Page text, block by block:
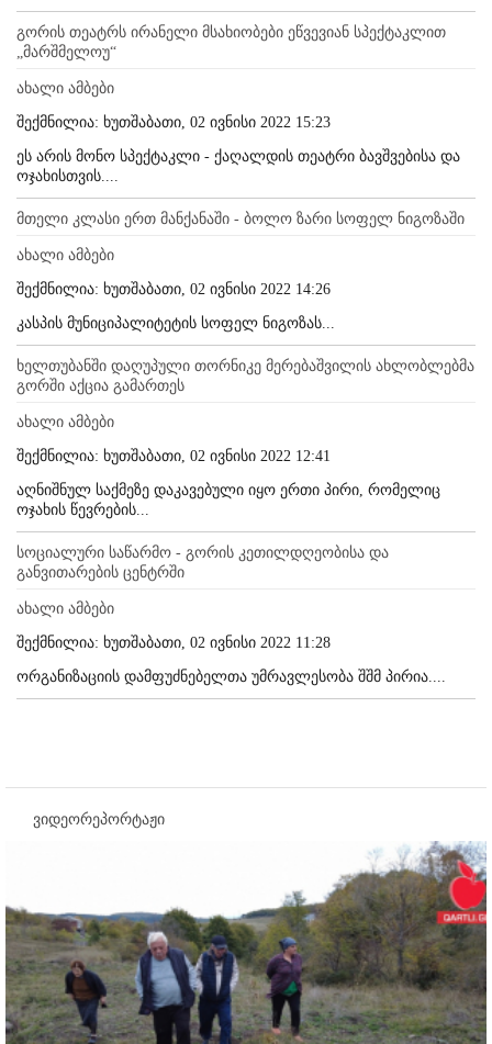
გორის თეატრს ირანელი მსახიობები ეწვევიან სპექტაკლით
„მარშმელოუ“
ახალი ამბები
შექმნილია: ხუთშაბათი, 02 ივნისი 2022 15:23
ეს არის მონო სპექტაკლი - ქაღალდის თეატრი ბავშვებისა და
ოჯახისთვის....
მთელი კლასი ერთ მანქანაში - ბოლო ზარი სოფელ ნიგოზაში
ახალი ამბები
შექმნილია: ხუთშაბათი, 02 ივნისი 2022 14:26
კასპის მუნიციპალიტეტის სოფელ ნიგოზას...
ხელთუბანში დაღუპული თორნიკე მერებაშვილის ახლობლებმა
გორში აქცია გამართეს
ახალი ამბები
შექმნილია: ხუთშაბათი, 02 ივნისი 2022 12:41
აღნიშნულ საქმეზე დაკავებული იყო ერთი პირი, რომელიც
ოჯახის წევრების...
სოციალური საწარმო - გორის კეთილდღეობისა და
განვითარების ცენტრში
ახალი ამბები
შექმნილია: ხუთშაბათი, 02 ივნისი 2022 11:28
ორგანიზაციის დამფუძნებელთა უმრავლესობა შშმ პირია....
ვიდეორეპორტაჟი